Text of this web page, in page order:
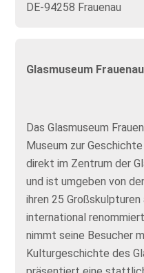
DE-94258 Frauenau
Glasmuseum
Das Glasmuseum
Museum zur
direkt im Zentrum der
und ist umgeben von
ihren 25
international
nimmt seine Besucher
Kulturgeschichte des